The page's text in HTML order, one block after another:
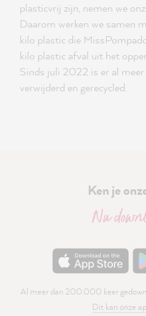
plasticvrij zijn, nemen we
Daarom werken we samen
kilo plastic die
kilo plastic afval uit het
Sinds juli 2022 is er al
verwijderd en gerecycled.
Ken je
Nu
Al meer dan 200.000 keer
Dit kan onze